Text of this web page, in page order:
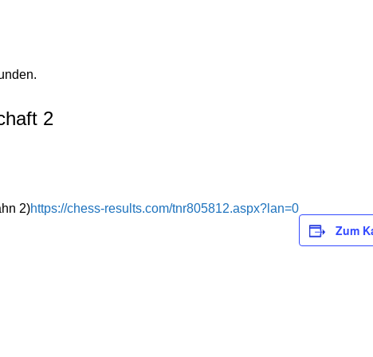
2
2)https://chess-results.com/tnr805812.aspx?lan=0
Zum